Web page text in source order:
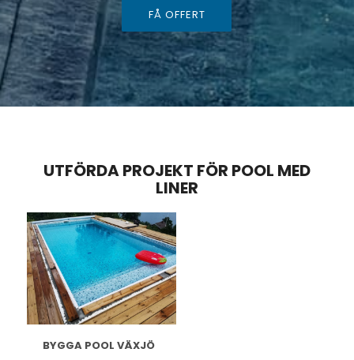
FÅ OFFERT
UTFÖRDA PROJEKT FÖR POOL MED
LINER
BYGGA POOL VÄXJÖ